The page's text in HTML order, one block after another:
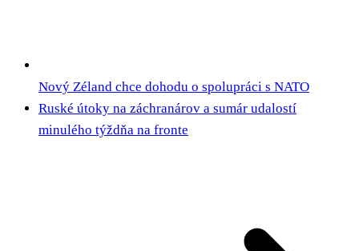
Nový Zéland chce dohodu o spolupráci s NATO
Ruské útoky na záchranárov a sumár udalostí
minulého týždňa na fronte